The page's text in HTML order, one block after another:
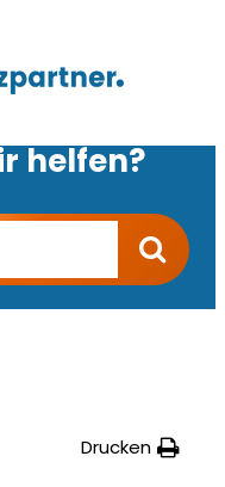
helfen?
Drucken